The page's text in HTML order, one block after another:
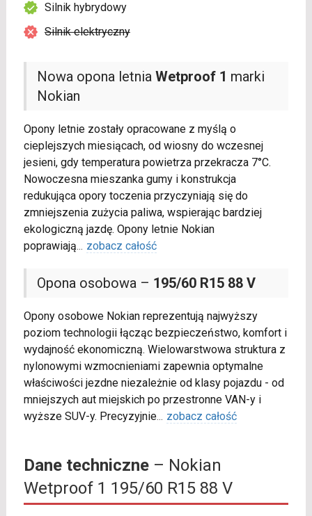
Nowa opona letnia Wetproof 1 marki
Nokian
Opony letnie zostały opracowane z myślą o
cieplejszych miesiącach, od wiosny do wczesnej
jesieni, gdy temperatura powietrza przekracza 7°C.
Nowoczesna mieszanka gumy i konstrukcja
redukująca opory toczenia przyczyniają się do
zmniejszenia zużycia paliwa, wspierając bardziej
ekologiczną jazdę. Opony letnie Nokian
poprawiają... zobacz całość
Opona osobowa – 195/60 R15 88 V
Opony osobowe Nokian reprezentują najwyższy
poziom technologii łącząc bezpieczeństwo, komfort i
wydajność ekonomiczną. Wielowarstwowa struktura z
nylonowymi wzmocnieniami zapewnia optymalne
właściwości jezdne niezależnie od klasy pojazdu - od
mniejszych aut miejskich po przestronne VAN-y i
wyższe SUV-y. Precyzyjnie... zobacz całość
Silnik hybrydowy
Silnik elektryczny
Dane techniczne– Nokian
Wetproof 1 195/60 R15 88 V